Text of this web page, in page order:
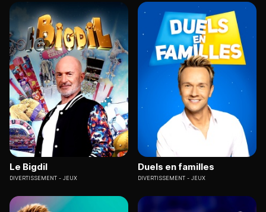
Le Bigdil
DIVERTISSEMENT JEUX
Duels en familles
DIVERTISSEMENT JEUX